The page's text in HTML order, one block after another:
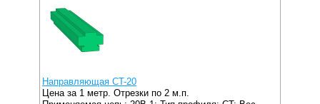
Направляющая CT-20
Цена за 1 метр. Отрезки по 2 м.п.